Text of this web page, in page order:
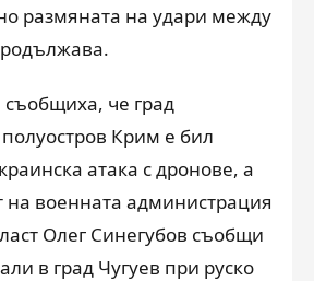
размяната на удари между
съобщиха, че град
Крим е бил
атака с дронове, а
на военната администрация
Олег Синегубов съобщи
в град Чугуев при руско